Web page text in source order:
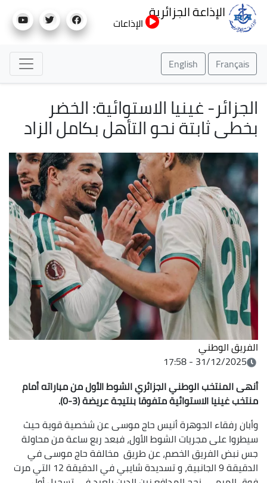
إلى
الإذاعة الجزائرية
الإذاعات
Français
English
الجزائر- غينيا الاستوائية: الخضر
بخطى ثابتة نحو التأهل بكامل الزاد
الفريق الوطني
31/12/2025 - 17:58
أنهى المنتخب الوطني الجزائري الشوط الأول من مباراته أمام
منتخب غينيا الاستوائية متفوقا بنتيجة عريضة (3-0).
وأبان رفقاء الجوهرة أنيس حاج موسى عن شخصية قوية حيث
سيطروا على مجريات الشوط الأول، فبعد ربع ساعة من محاولة
جس نبض الفريق الخصم، عن طريق مخالفة حاج موسى في
الدقيقة 9 الجانبية، و تسديدة شايبي في الدقيقة 12 التي مرت